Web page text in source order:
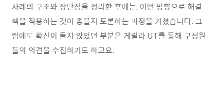
사례의 구조와 장단점을 정리한 후에는, 어떤 방향으로 해결
책을 적용하는 것이 좋을지 토론하는 과정을 거쳤습니다. 그
럼에도 확신이 들지 않았던 부분은 게릴라 UT를 통해 구성원
들의 의견을 수집하기도 하고요.